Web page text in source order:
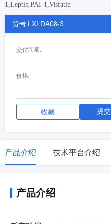
1,Leptin,PAI-1,Visfatin
货号:LXLDA08-3
交付周期:
价格:
收藏 提
产品介绍 技术平台介绍
产品介绍